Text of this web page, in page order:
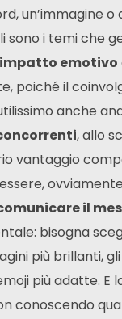
un’immagine o
sono i temi che
emotivo
poiché il
anche
, allo
vantaggio
il
bisogna
più brillanti,
più adatte. E
conoscendo